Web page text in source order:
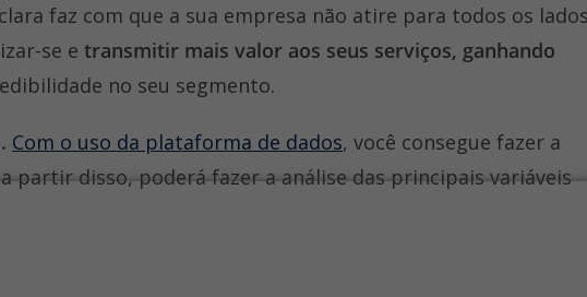
faz com que a sua empresa não atire para todos os
se e transmitir mais valor aos seus serviços, ganhando
no seu segmento.
Com o uso da plataforma de dados, você consegue fazer a
partir disso, poderá fazer a análise das principais variáveis